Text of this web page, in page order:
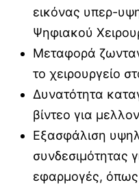
εικόνας υπερ-
Ψηφιακού
Μεταφορά
το χειρουργείο
Δυνατότητα
βίντεο για
Εξασφάλιση
συνδεσιμότητας
εφαρμογές,